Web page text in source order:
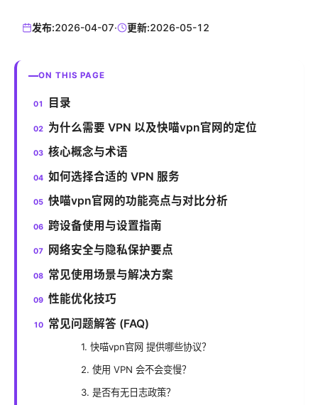
发布:2026-04-07· 更新:2026-05-12
ON THIS PAGE
目录
为什么需要 VPN 以及快喵vpn官网的定位
核心概念与术语
如何选择合适的 VPN 服务
快喵vpn官网的功能亮点与对比分析
跨设备使用与设置指南
网络安全与隐私保护要点
常见使用场景与解决方案
性能优化技巧
常见问题解答 (FAQ)
1. 快喵vpn官网 提供哪些协议？
2. 使用 VPN 会不会变慢？
3. 是否有无日志政策？